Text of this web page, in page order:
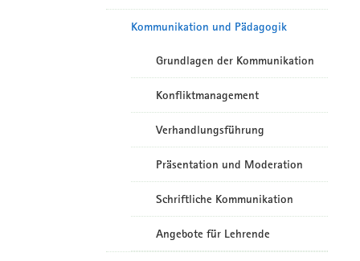
Kommunikation und Pädagogik
Grundlagen der Kommunikation
Konfliktmanagement
Verhandlungsführung
Präsentation und Moderation
Schriftliche Kommunikation
Angebote für Lehrende